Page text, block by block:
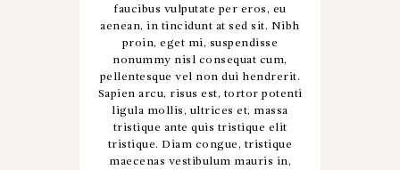
faucibus vulputate per eros, eu
aenean, in tincidunt at sed sit. Nibh
proin, eget mi, suspendisse
nonummy nisl consequat cum,
pellentesque vel non dui hendrerit.
Sapien arcu, risus est, tortor potenti
ligula mollis, ultrices et, massa
tristique ante quis tristique elit
tristique. Diam congue, tristique
maecenas vestibulum mauris in,